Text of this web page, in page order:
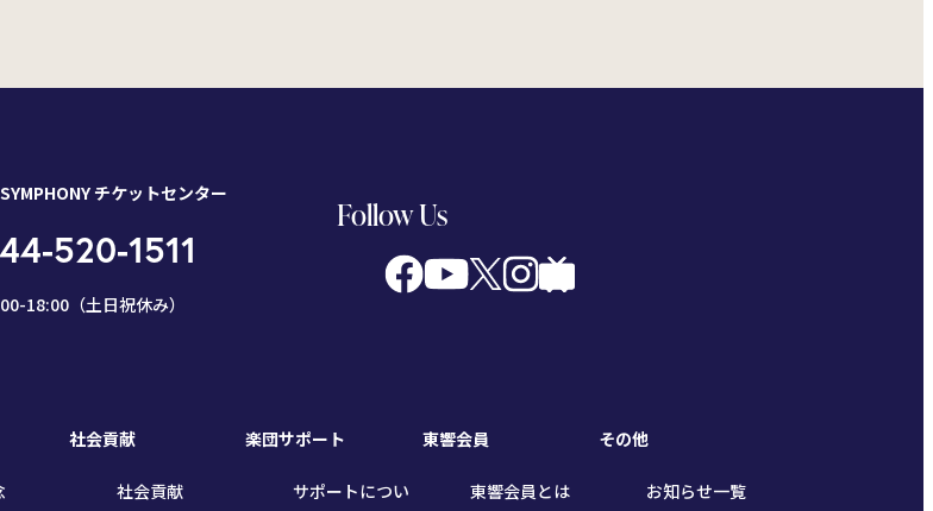
チケットセンター
520-1511
18:00（土日祝休み）
Follow Us
社会貢献
社会貢献
楽団サポート
サポートについ
東響会員
東響会員とは
その他
お知らせ一覧